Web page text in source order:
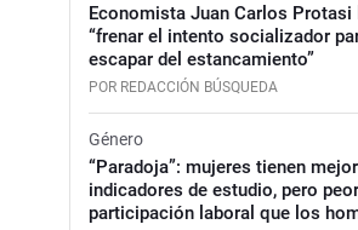
Economista Juan Carlos Protasi
“frenar el intento socializador
escapar del estancamiento”
POR REDACCIÓN BÚSQUEDA
Género
“Paradoja”: mujeres tienen
indicadores de estudio, pero peor
participación laboral que los